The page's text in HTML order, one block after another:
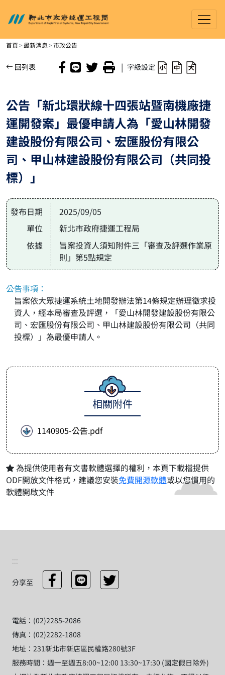
進入內容區塊
新北市政府捷運工程局
首頁 最新消息 市政公告
| 字級設定
回列表
公告「新北環狀線十四張站暨南機廠捷
運開發案」最優申請人為「愛山林開發
建設股份有限公司、宏匯股份有限公
司、甲山林建設股份有限公司（共同投
標）」
發布日期
2025/09/05
單位
新北市政府捷運工程局
依據
旨案投資人須知附件三「審查及評選作業原
則」第5點規定
公告事項：
旨案依大眾捷運系統土地開發辦法第14條規定辦理徵求投
資人，經本局審查及評選，「愛山林開發建設股份有限公
司、宏匯股份有限公司、甲山林建設股份有限公司（共同
投標）」為最優申請人。
相關附件
1140905-公告.pdf
為提供使用者有文書軟體選擇的權利，本頁下載檔提供
ODF開放文件格式，建議您安裝免費開源軟體或以您慣用的
軟體開啟文件
:::
分享至
電話：(02)2285-2086
傳真：(02)2282-1808
地址：231新北市新店區民權路280號3F
服務時間：週一至週五8:00~12:00 13:30~17:30 (國定假日除外)